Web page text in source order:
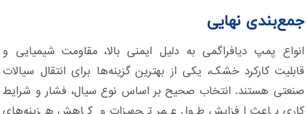
جمع‌بندی نهایی
انواع پمپ دیافراگمی به دلیل ایمنی بالا، مقاومت شیمیایی و
قابلیت کارکرد خشک، یکی از بهترین گزینه‌ها برای انتقال سیالات
صنعتی هستند. انتخاب صحیح بر اساس نوع سیال، فشار و شرایط